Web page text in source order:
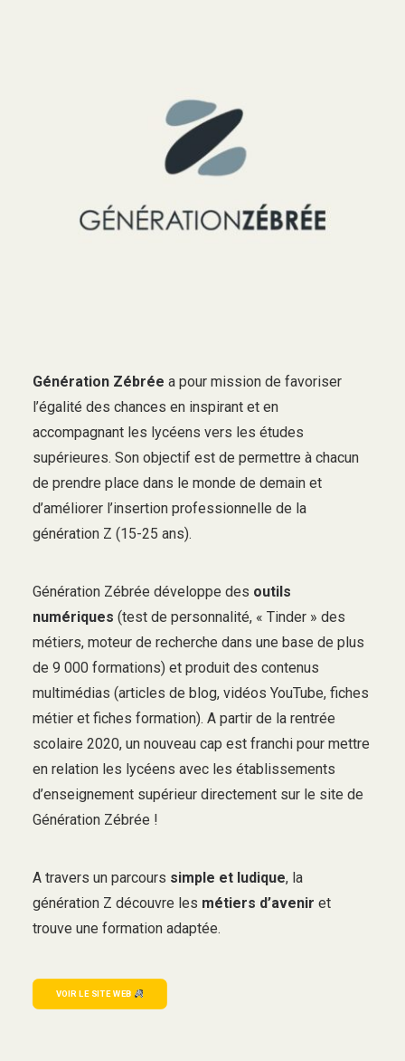
Génération Zébrée a pour mission de favoriser
l’égalité des chances en inspirant et en
accompagnant les lycéens vers les études
supérieures. Son objectif est de permettre à chacun
de prendre place dans le monde de demain et
d’améliorer l’insertion professionnelle de la
génération Z (15-25 ans).
Génération Zébrée développe des outils
numériques (test de personnalité, « Tinder » des
métiers, moteur de recherche dans une base de plus
de 9 000 formations) et produit des contenus
multimédias (articles de blog, vidéos YouTube, fiches
métier et fiches formation). A partir de la rentrée
scolaire 2020, un nouveau cap est franchi pour mettre
en relation les lycéens avec les établissements
d’enseignement supérieur directement sur le site de
Génération Zébrée !
A travers un parcours simple et ludique, la
génération Z découvre les métiers d’avenir et
trouve une formation adaptée.
VOIR LE SITE WEB